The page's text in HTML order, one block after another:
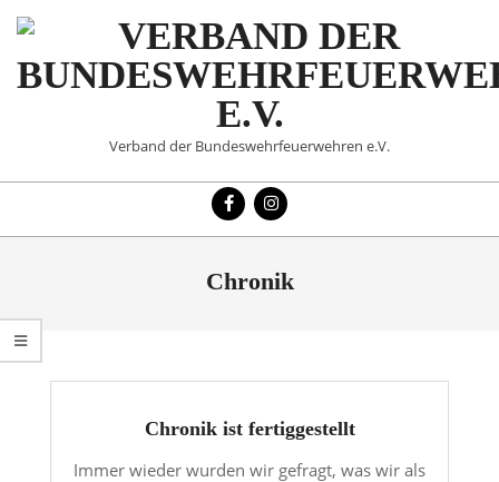
Skip
content
VERBAND
DER
Verband der Bundeswehrfeuerwehren e.V.
Chronik
Chronik ist fertiggestellt
Immer wieder wurden wir gefragt, was wir als